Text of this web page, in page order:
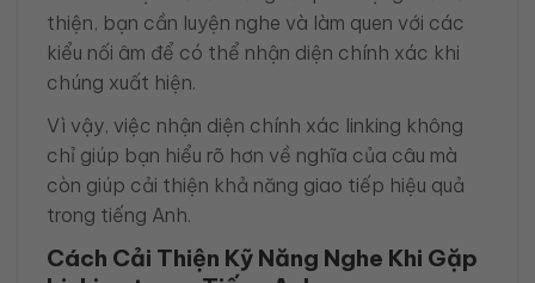
thiện, bạn cần luyện nghe và làm quen với các
kiểu nối âm để có thể nhận diện chính xác khi
chúng xuất hiện.
Vì vậy, việc nhận diện chính xác linking không
chỉ giúp bạn hiểu rõ hơn về nghĩa của câu mà
còn giúp cải thiện khả năng giao tiếp hiệu quả
trong tiếng Anh.
Cách Cải Thiện Kỹ Năng Nghe Khi Gặp